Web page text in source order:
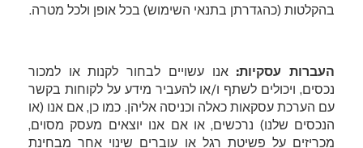
בהקלטות (כהגדרתן בתנאי השימוש) בכל אופן ולכל מטרה.
העברות עסקיות: אנו עשויים לבחור לקנות או למכור
נכסים, ויכולים לשתף ו/או להעביר מידע על לקוחות בקשר
עם הערכת עסקאות כאלה וכניסה אליהן. כמו כן, אם אנו (או
הנכסים שלנו) נרכשים, או אם אנו יוצאים מעסק מסוים,
מכריזים על פשיטת רגל או עוברים שינוי אחר מבחינת